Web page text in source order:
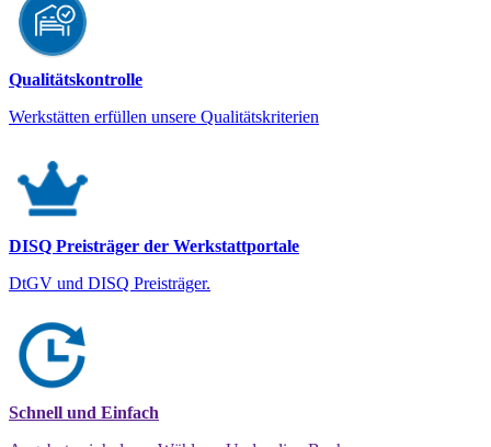
Qualitätskontrolle
Werkstätten erfüllen unsere Qualitätskriterien
DISQ Preisträger der Werkstattportale
DtGV und DISQ Preisträger.
Schnell und Einfach